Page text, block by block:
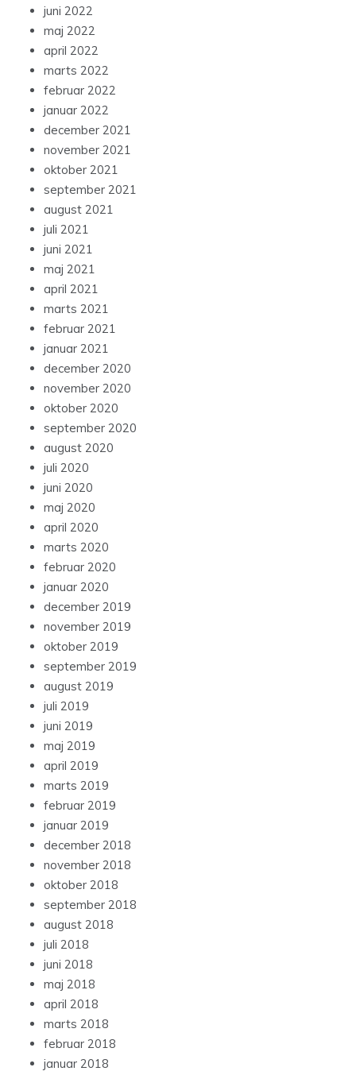
juni 2022
maj 2022
april 2022
marts 2022
februar 2022
januar 2022
december 2021
november 2021
oktober 2021
september 2021
august 2021
juli 2021
juni 2021
maj 2021
april 2021
marts 2021
februar 2021
januar 2021
december 2020
november 2020
oktober 2020
september 2020
august 2020
juli 2020
juni 2020
maj 2020
april 2020
marts 2020
februar 2020
januar 2020
december 2019
november 2019
oktober 2019
september 2019
august 2019
juli 2019
juni 2019
maj 2019
april 2019
marts 2019
februar 2019
januar 2019
december 2018
november 2018
oktober 2018
september 2018
august 2018
juli 2018
juni 2018
maj 2018
april 2018
marts 2018
februar 2018
januar 2018